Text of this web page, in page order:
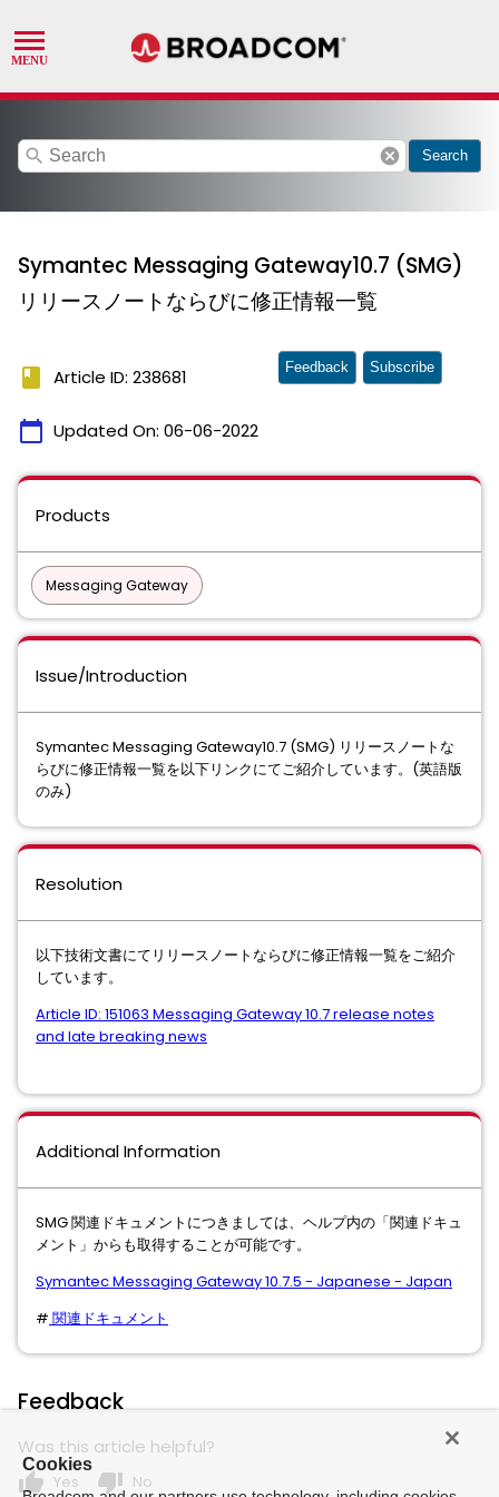
search cancel Search
Symantec Messaging Gateway10.7 (SMG)
リリースノートならびに修正情報一覧
book Article ID: 238681
calendar_today Updated On: 06-06-2022
Feedback Subscribe
Products
Messaging Gateway
Issue/Introduction
Symantec Messaging Gateway10.7 (SMG) リリースノートな
らびに修正情報一覧を以下リンクにてご紹介しています。(英語版
のみ)
Resolution
以下技術文書にてリリースノートならびに修正情報一覧をご紹介
しています。
Article ID: 151063 Messaging Gateway 10.7 release notes
and late breaking news
Additional Information
SMG 関連ドキュメントにつきましては、ヘルプ内の「関連ドキュ
メント」からも取得することが可能です。
Symantec Messaging Gateway 10.7.5 - Japanese - Japan
# 関連ドキュメント
Feedback
Was this article helpful?
thumb_up Yes thumb_down No
Cookies